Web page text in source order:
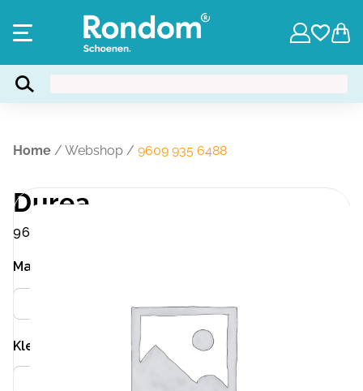
Home / Webshop / 9609 935 6488
Durea
9609 935 6488
Kleur
Maat